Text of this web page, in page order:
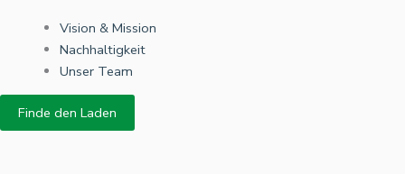
Vision & Mission
Nachhaltigkeit
Unser Team
Finde den Laden